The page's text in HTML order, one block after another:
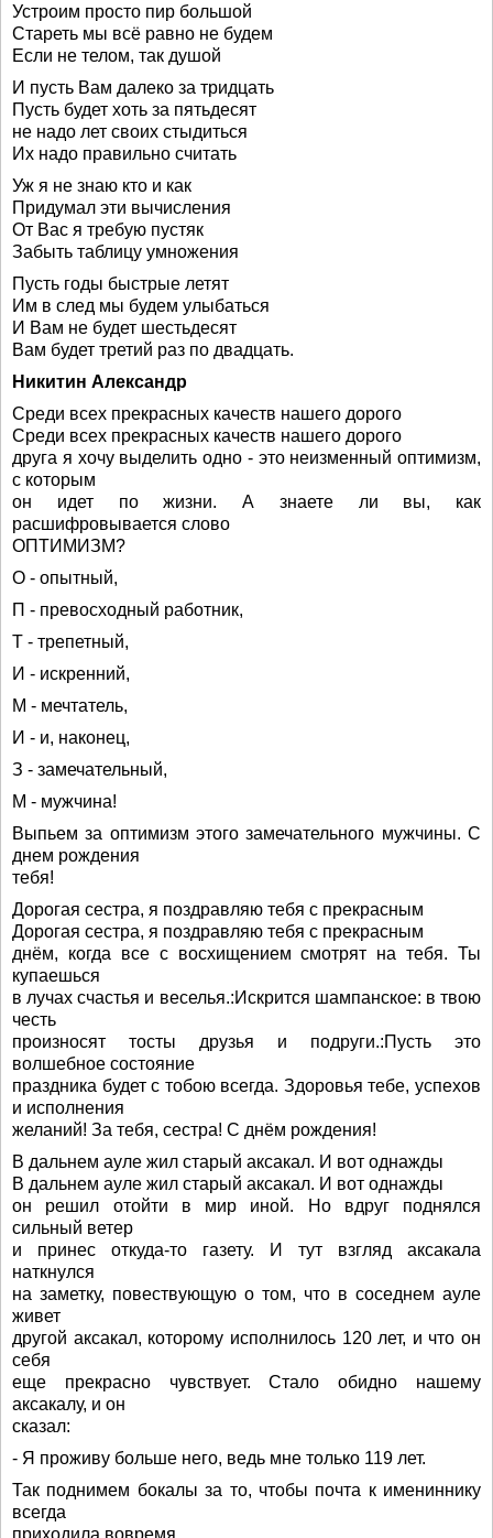
Устроим просто пир большой
Стареть мы всё равно не будем
Если не телом, так душой
И пусть Вам далеко за тридцать
Пусть будет хоть за пятьдесят
не надо лет своих стыдиться
Их надо правильно считать
Уж я не знаю кто и как
Придумал эти вычисления
От Вас я требую пустяк
Забыть таблицу умножения
Пусть годы быстрые летят
Им в след мы будем улыбаться
И Вам не будет шестьдесят
Вам будет третий раз по двадцать.
Никитин Александр
Среди всех прекрасных качеств нашего дорого
Среди всех прекрасных качеств нашего дорого
друга я хочу выделить одно - это неизменный оптимизм,
с которым
он идет по жизни. А знаете ли вы, как
расшифровывается слово
ОПТИМИЗМ?
О - опытный,
П - превосходный работник,
Т - трепетный,
И - искренний,
М - мечтатель,
И - и, наконец,
З - замечательный,
М - мужчина!
Выпьем за оптимизм этого замечательного мужчины. С
днем рождения
тебя!
Дорогая сестра, я поздравляю тебя с прекрасным
Дорогая сестра, я поздравляю тебя с прекрасным
днём, когда все с восхищением смотрят на тебя. Ты
купаешься
в лучах счастья и веселья.:Искрится шампанское: в твою
честь
произносят тосты друзья и подруги.:Пусть это
волшебное состояние
праздника будет с тобою всегда. Здоровья тебе, успехов
и исполнения
желаний! За тебя, сестра! С днём рождения!
В дальнем ауле жил старый аксакал. И вот однажды
В дальнем ауле жил старый аксакал. И вот однажды
он решил отойти в мир иной. Но вдруг поднялся
сильный ветер
и принес откуда-то газету. И тут взгляд аксакала
наткнулся
на заметку, повествующую о том, что в соседнем ауле
живет
другой аксакал, которому исполнилось 120 лет, и что он
себя
еще прекрасно чувствует. Стало обидно нашему
аксакалу, и он
сказал:
- Я проживу больше него, ведь мне только 119 лет.
Так поднимем бокалы за то, чтобы почта к имениннику
всегда
приходила вовремя.